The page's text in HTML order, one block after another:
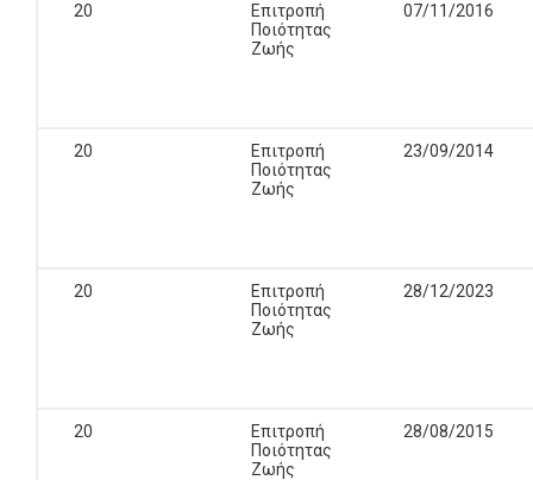
20
Επιτροπή
Ποιότητας
Ζωής
07/11/2016
20
Επιτροπή
Ποιότητας
Ζωής
23/09/2014
20
Επιτροπή
Ποιότητας
Ζωής
28/12/2023
20
Επιτροπή
Ποιότητας
Ζωής
28/08/2015